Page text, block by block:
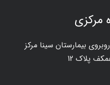
مرکزی
بیمارستان سینا مرکز